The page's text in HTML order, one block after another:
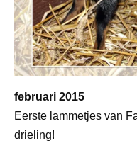
februari 2015
Eerste lammetjes van
drieling!